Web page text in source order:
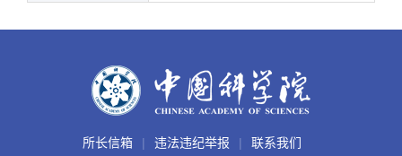
所长信箱 违法违纪举报 联系我们